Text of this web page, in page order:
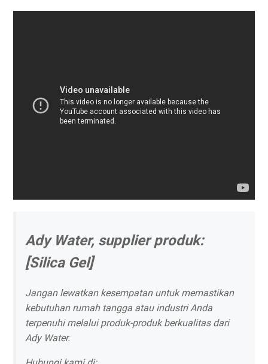
Ady Water, supplier produk:
[Silica Gel]
Jangan lewatkan kesempatan untuk memastikan
kebutuhan rumah tangga atau industri Anda
terpenuhi melalui produk-produk berkualitas dari
Ady Water.